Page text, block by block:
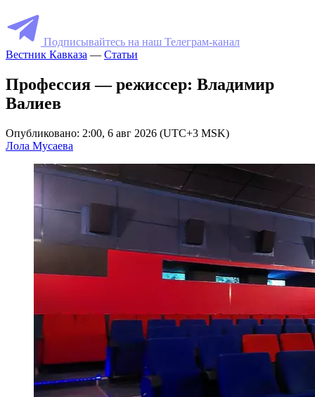
Подписывайтесь на наш Телеграм-канал
Вестник Кавказа — Статьи
Профессия — режиссер: Владимир
Валиев
Опубликовано: 2:00, 6 авг 2026 (UTC+3 MSK)
Лола Мусаева